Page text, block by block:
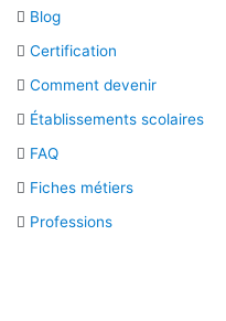
Blog
Certification
Comment devenir
Établissements scolaires
FAQ
Fiches métiers
Professions